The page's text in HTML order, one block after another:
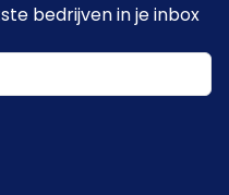
bedrijven in je inbox